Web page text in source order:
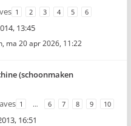
1 2 3 4 5 6
13:45
, ma 20 apr 2026, 11:22
(schoonmaken
1 … 6 7 8 9 10
16:51